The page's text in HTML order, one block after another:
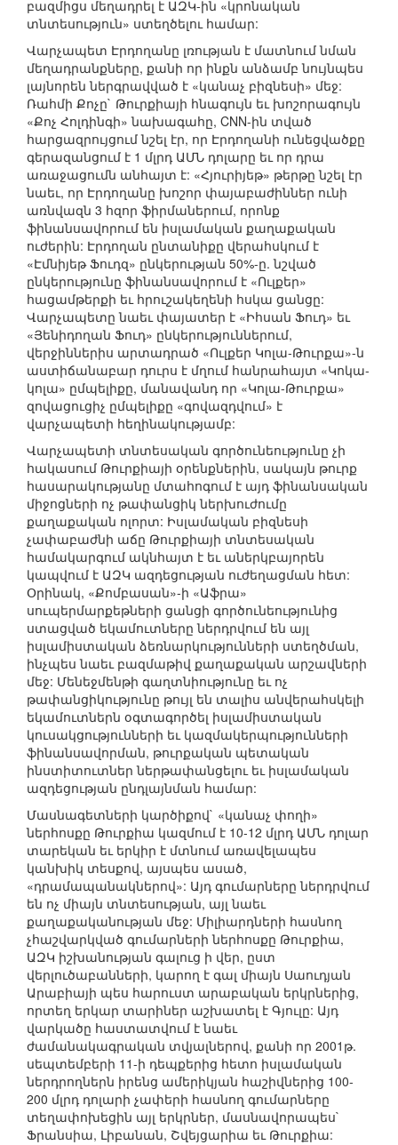
բազմիցս մեղադրել է ԱԶԿ-ին «կրոնական
տնտեսություն» ստեղծելու համար:
Վարչապետ Էրդողանը լռության է մատնում նման
մեղադրանքները, քանի որ ինքն անձամբ նույնպես
լայնորեն ներգրավված է «կանաչ բիզնեսի» մեջ:
Ռահմի Քոչը` Թուրքիայի հնագույն եւ խոշորագույն
«Քոչ Հոլդինգի» նախագահը, CNN-ին տված
հարցազրույցում նշել էր, որ Էրդողանի ունեցվածքը
գերազանցում է 1 մլրդ ԱՄՆ դոլարը եւ որ դրա
առաջացումն անհայտ է: «Հյուրիյեթ» թերթը նշել էր
նաեւ, որ Էրդողանը խոշոր փայաբաժիններ ունի
առնվազն 3 հզոր ֆիրմաներում, որոնք
ֆինանսավորում են իսլամական քաղաքական
ուժերին: Էրդողան ընտանիքը վերահսկում է
«Էմնիյեթ Ֆուդզ» ընկերության 50%-ը. նշված
ընկերությունը ֆինանսավորում է «Ուլքեր»
հացամթերքի եւ հրուշակեղենի հսկա ցանցը:
Վարչապետը նաեւ փայատեր է «Իհսան Ֆուդ» եւ
«Յենիդողան Ֆուդ» ընկերություններում,
վերջիններիս արտադրած «Ուլքեր Կոլա-Թուրքա»-ն
աստիճանաբար դուրս է մղում հանրահայտ «Կոկա-
կոլա» ըմպելիքը, մանավանդ որ «Կոլա-Թուրքա»
զովացուցիչ ըմպելիքը «գովազդվում» է
վարչապետի հեղինակությամբ:
Վարչապետի տնտեսական գործունեությունը չի
հակասում Թուրքիայի օրենքներին, սակայն թուրք
հասարակությանը մտահոգում է այդ ֆինանսական
միջոցների ոչ թափանցիկ ներխուժումը
քաղաքական ոլորտ: Իսլամական բիզնեսի
չափաբաժնի աճը Թուրքիայի տնտեսական
համակարգում ակնհայտ է եւ աներկբայորեն
կապվում է ԱԶԿ ազդեցության ուժեղացման հետ:
Օրինակ, «Քոմբասան»-ի «Աֆրա»
սուպերմարքեթների ցանցի գործունեությունից
ստացված եկամուտները ներդրվում են այլ
իսլամիստական ձեռնարկությունների ստեղծման,
ինչպես նաեւ բազմաթիվ քաղաքական արշավների
մեջ: Մենեջմենթի գաղտնիությունը եւ ոչ
թափանցիկությունը թույլ են տալիս անվերահսկելի
եկամուտներն օգտագործել իսլամիստական
կուսակցությունների եւ կազմակերպությունների
ֆինանսավորման, թուրքական պետական
ինստիտուտներ ներթափանցելու եւ իսլամական
ազդեցության ընդլայնման համար:
Մասնագետների կարծիքով` «կանաչ փողի»
ներհոսքը Թուրքիա կազմում է 10-12 մլրդ ԱՄՆ դոլար
տարեկան եւ երկիր է մտնում առավելապես
կանխիկ տեսքով, այսպես ասած,
«դրամապանակներով»: Այդ գումարները ներդրվում
են ոչ միայն տնտեսության, այլ նաեւ
քաղաքականության մեջ: Միլիարդների հասնող
չհաշվարկված գումարների ներհոսքը Թուրքիա,
ԱԶԿ իշխանության գալուց ի վեր, ըստ
վերլուծաբանների, կարող է գալ միայն Սաուդյան
Արաբիայի պես հարուստ արաբական երկրներից,
որտեղ երկար տարիներ աշխատել է Գյուլը: Այդ
վարկածը հաստատվում է նաեւ
ժամանակագրական տվյալներով, քանի որ 2001թ.
սեպտեմբերի 11-ի դեպքերից հետո իսլամական
ներդրողներն իրենց ամերիկյան հաշիվներից 100-
200 մլրդ դոլարի չափերի հասնող գումարները
տեղափոխեցին այլ երկրներ, մասնավորապես`
Ֆրանսիա, Լիբանան, Շվեյցարիա եւ Թուրքիա: